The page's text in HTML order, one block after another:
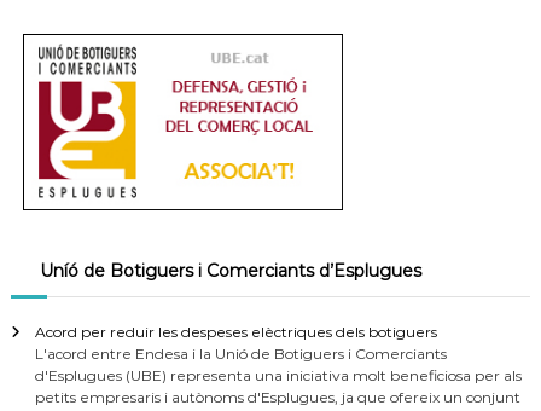
Uníó de Botiguers i Comerciants d’Esplugues
Acord per reduir les despeses elèctriques dels botiguers
L'acord entre Endesa i la Unió de Botiguers i Comerciants
d'Esplugues (UBE) representa una iniciativa molt beneficiosa per als
petits empresaris i autònoms d'Esplugues, ja que ofereix un conjunt